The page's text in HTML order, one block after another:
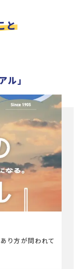
と
ル」
り方が問われて